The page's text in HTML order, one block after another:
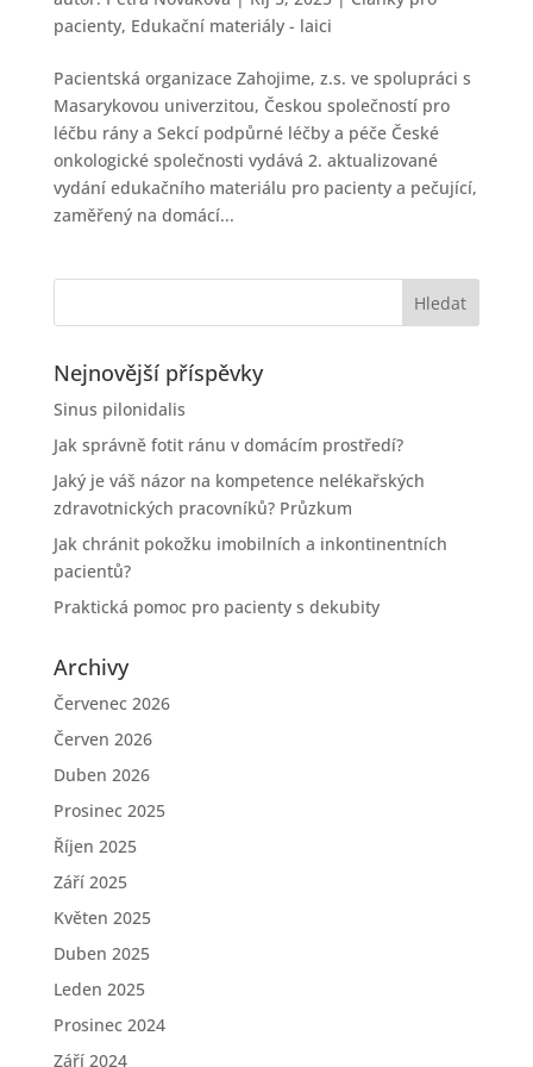
pacienty, Edukační materiály - laici
Pacientská organizace Zahojime, z.s. ve spolupráci s
Masarykovou univerzitou, Českou společností pro
léčbu rány a Sekcí podpůrné léčby a péče České
onkologické společnosti vydává 2. aktualizované
vydání edukačního materiálu pro pacienty a pečující,
zaměřený na domácí...
Nejnovější příspěvky
Sinus pilonidalis
Jak správně fotit ránu v domácím prostředí?
Jaký je váš názor na kompetence nelékařských
zdravotnických pracovníků? Průzkum
Jak chránit pokožku imobilních a inkontinentních
pacientů?
Praktická pomoc pro pacienty s dekubity
Archivy
Červenec 2026
Červen 2026
Duben 2026
Prosinec 2025
Říjen 2025
Září 2025
Květen 2025
Duben 2025
Leden 2025
Prosinec 2024
Září 2024